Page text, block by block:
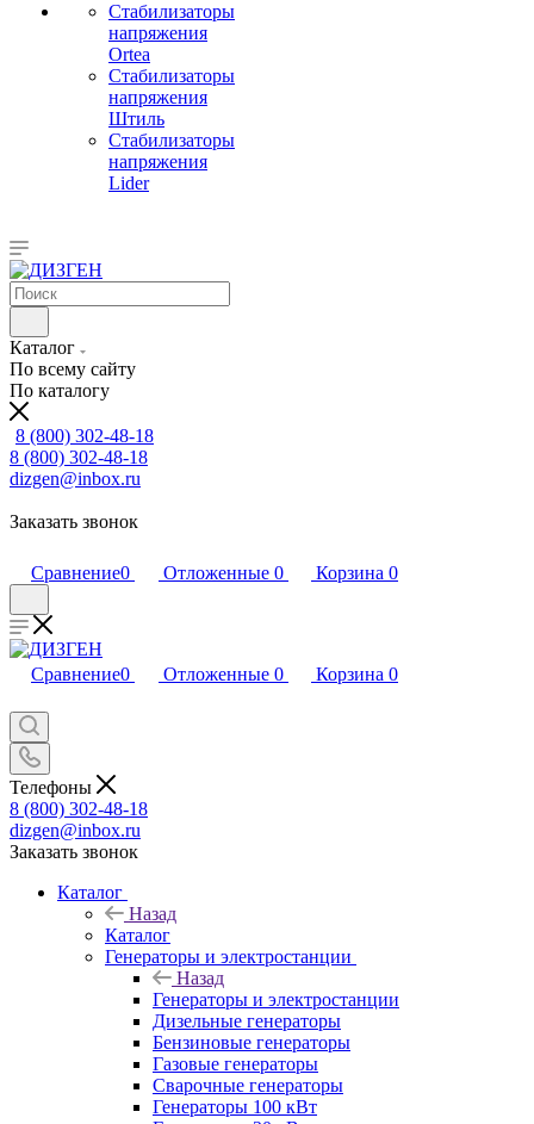
Стабилизаторы
напряжения
Ortea
Стабилизаторы
напряжения
Штиль
Стабилизаторы
напряжения
Lider
Каталог
По всему сайту
По каталогу
8 (800) 302-48-18
8 (800) 302-48-18
dizgen@inbox.ru
Заказать звонок
Сравнение0 Отложенные 0 Корзина 0
Сравнение0 Отложенные 0 Корзина 0
Телефоны
8 (800) 302-48-18
dizgen@inbox.ru
Заказать звонок
Каталог
Назад
Каталог
Генераторы и электростанции
Назад
Генераторы и электростанции
Дизельные генераторы
Бензиновые генераторы
Газовые генераторы
Сварочные генераторы
Генераторы 100 кВт